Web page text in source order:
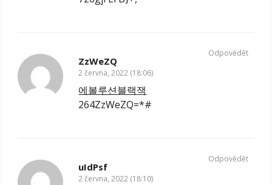
ZzWeZQ
2 června, 2022 (18:06)
에볼루션블랙잭
264ZzWeZQ=*#
Odpovědět
uIdPsf
2 června, 2022 (18:10)
Odpovědět